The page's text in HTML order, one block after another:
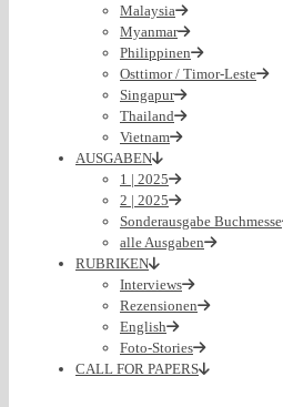
Malaysia
Myanmar
Philippinen
Osttimor / Timor-Leste
Singapur
Thailand
Vietnam
AUSGABEN
1 | 2025
2 | 2025
Sonderausgabe Buchmesse
alle Ausgaben
RUBRIKEN
Interviews
Rezensionen
English
Foto-Stories
CALL FOR PAPERS